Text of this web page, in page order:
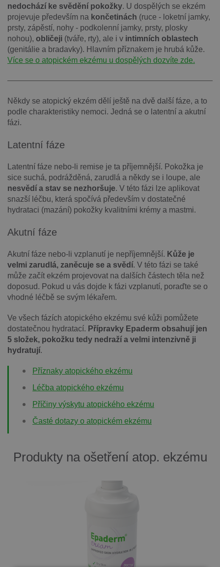
nedochází ke svědění pokožky. U dospělých se ekzém
projevuje především na končetinách (ruce - loketní jamky,
prsty, zápěstí, nohy - podkolenní jamky, prsty, plosky
nohou), obličeji (tváře, rty), ale i v intimních oblastech
(genitálie a bradavky). Hlavním příznakem je hrubá kůže.
Více se o atopickém ekzému u dospělých dozvíte zde.
Někdy se atopický ekzém dělí ještě na dvě další fáze, a to
podle charakteristiky nemoci. Jedná se o latentní a akutní
fázi.
Latentní fáze
Latentní fáze nebo-li remise je ta příjemnější. Pokožka je
sice suchá, podrážděná, zarudlá a někdy se i loupe, ale
nesvědí a stav se nezhoršuje. V této fázi lze aplikovat
snazší léčbu, která spočívá především v dostatečné
hydrataci (mazání) pokožky kvalitními krémy a mastmi.
Akutní fáze
Akutní fáze nebo-li vzplanutí je nepříjemnější. Kůže je
velmi zarudlá, zaněcuje se a svědí. V této fázi se také
může začít ekzém projevovat na dalších částech těla než
doposud. Pokud u vás dojde k fázi vzplanutí, poraďte se o
vhodné léčbě se svým lékařem.
Ve všech fázích atopického ekzému své kůži pomůžete
dostatečnou hydratací. Přípravky Epaderm obsahují jen
5 složek, pokožku tedy nedraží a velmi intenzivně ji
hydratují.
Příznaky atopického ekzému
Léčba atopického ekzému
Příčiny výskytu atopického ekzému
Časté dotazy o atopickém ekzému
Produkty na ošetření atop. ekzému